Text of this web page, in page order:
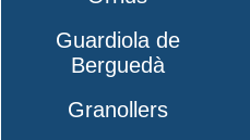
Guardiola de
Berguedà
Granollers